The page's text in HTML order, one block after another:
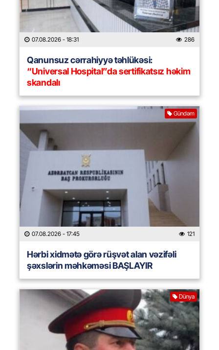
07.08.2026 - 18:31 286
Qanunsuz cərrahiyyə təhlükəsi:
“Universal Hospital”da sertifikatsız həkim
skandalı
Gündəm
07.08.2026 - 17:45 121
Hərbi xidmətə görə rüşvət alan vəzifəli
şəxslərin məhkəməsi BAŞLAYIR
Dünya